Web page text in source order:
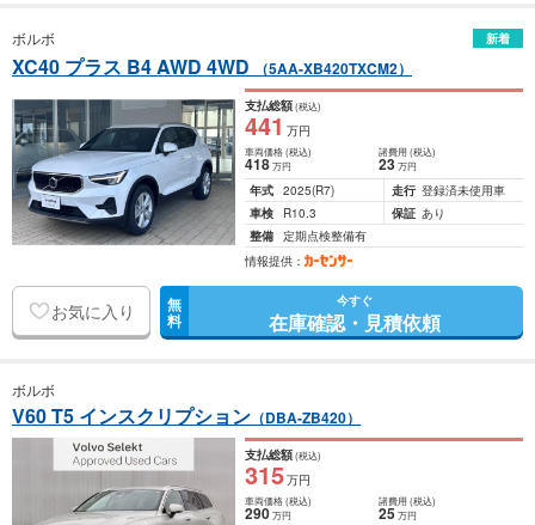
ボルボ 新着
XC40 プラス B4 AWD 4WD （5AA-XB420TXCM2）
支払総額(税込)
441 万円
車両価格(税込)
418万円
諸費用 (税込)
23 万円
年式 2025(R7) 走行 登録済未使用車
車検
R10.3 保証 あり
整備 定期点検整備有
情報提供：
お気に入り 無
料
今すぐ
在庫確認・見積依頼
ボルボ
V60 T5 インスクリプション （DBA-ZB420）
支払総額(税込)
315万円
車両価格(税込)
290万円
諸費用 (税込)
25 万円